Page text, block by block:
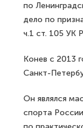
по
дело по
ч.1 ст. 105 УК
Конев с 2013
Санкт-
Он являлся
спорта